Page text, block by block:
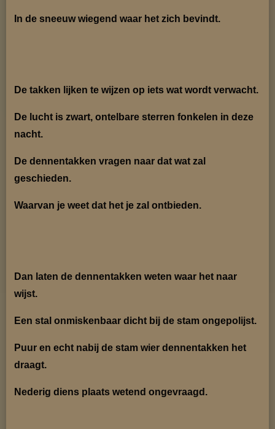
In de sneeuw wiegend waar het zich bevindt.
De takken lijken te wijzen op iets wat wordt verwacht.
De lucht is zwart, ontelbare sterren fonkelen in deze
nacht.
De dennentakken vragen naar dat wat zal
geschieden.
Waarvan je weet dat het je zal ontbieden.
Dan laten de dennentakken weten waar het naar
wijst.
Een stal onmiskenbaar dicht bij de stam ongepolijst.
Puur en echt nabij de stam wier dennentakken het
draagt.
Nederig diens plaats wetend ongevraagd.